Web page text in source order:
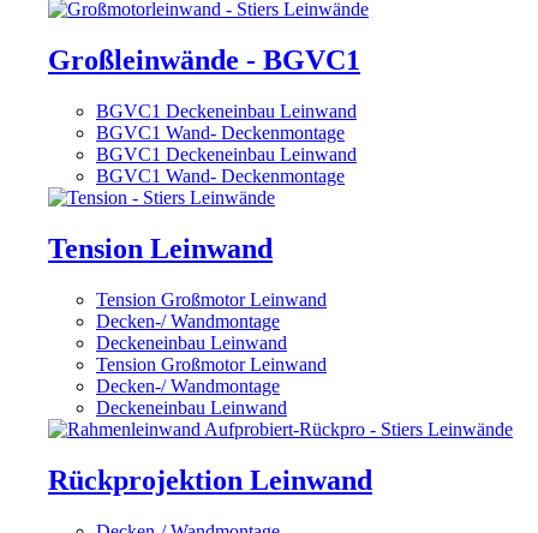
Großleinwände - BGVC1
BGVC1 Deckeneinbau Leinwand
BGVC1 Wand- Deckenmontage
BGVC1 Deckeneinbau Leinwand
BGVC1 Wand- Deckenmontage
Tension Leinwand
Tension Großmotor Leinwand
Decken-/ Wandmontage
Deckeneinbau Leinwand
Tension Großmotor Leinwand
Decken-/ Wandmontage
Deckeneinbau Leinwand
Rückprojektion Leinwand